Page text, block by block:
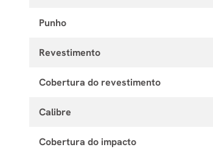
Punho
Revestimento
Cobertura do revestimento
Calibre
Cobertura do impacto